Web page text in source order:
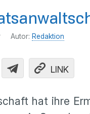
Autor: Redaktion
LINK
hat ihre